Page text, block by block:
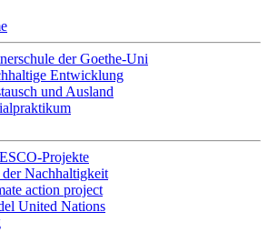
der Goethe-Uni
Entwicklung
und Ausland
Projekte
der Nachhaltigkeit
action project
United Nations